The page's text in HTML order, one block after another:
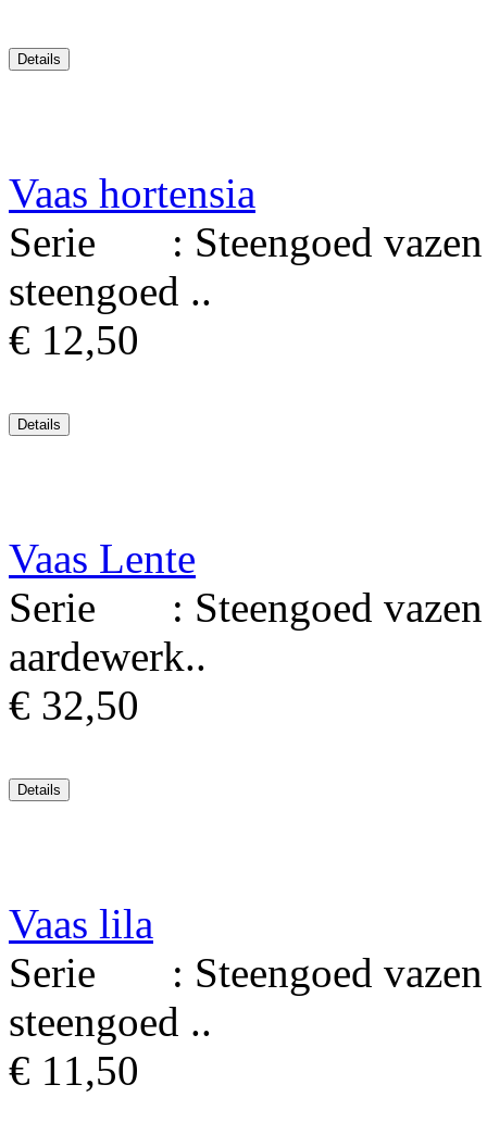
Vaas hortensia
Serie : Steengoed vazen
steengoed ..
€ 12,50
Vaas Lente
Serie : Steengoed vazen
aardewerk..
€ 32,50
Vaas lila
Serie : Steengoed vazen
steengoed ..
€ 11,50